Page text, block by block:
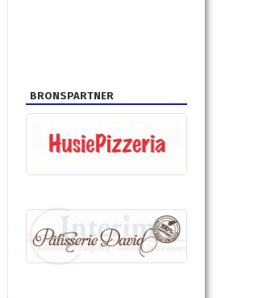
BRONSPARTNER